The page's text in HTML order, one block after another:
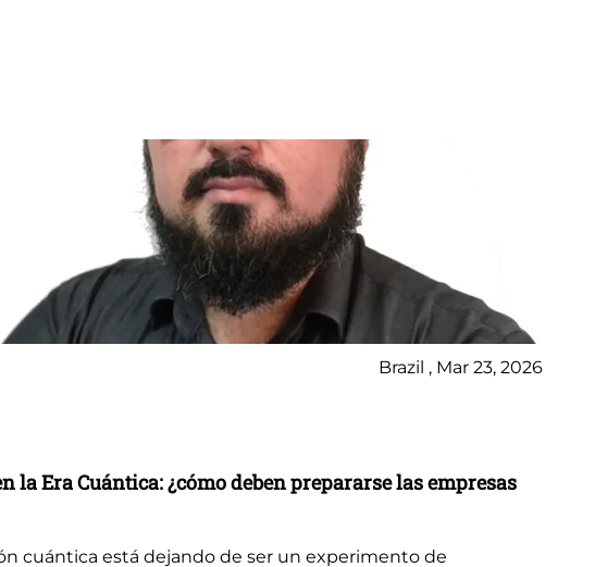
Brazil , Mar 23, 2026
la Era Cuántica: ¿cómo deben prepararse las empresas
cuántica está dejando de ser un experimento de